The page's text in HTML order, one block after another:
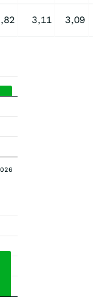
3,11 3,09